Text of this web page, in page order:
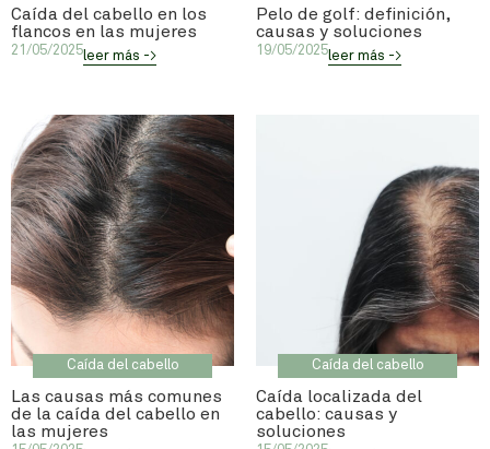
Caída del cabello en los
flancos en las mujeres
21/05/2025leer más ->
Pelo de golf: definición,
causas y soluciones
19/05/2025leer más ->
Caída del cabello
Las causas más comunes
de la caída del cabello en
las mujeres
Caída del cabello
Caída localizada del
cabello: causas y
soluciones